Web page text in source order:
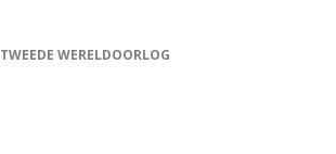
TWEEDE WERELDOORLOG